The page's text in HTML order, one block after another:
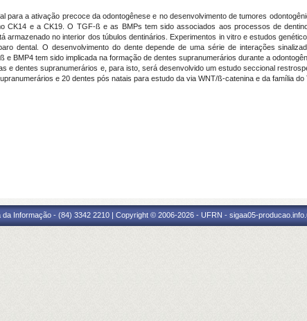
para a ativação precoce da odontogênese e no desenvolvimento de tumores
CK14 e a CK19. O TGF-ß e as BMPs tem sido associados aos processos de
armazenado no interior dos túbulos dentinários. Experimentos in vitro e estudos
dental. O desenvolvimento do dente depende de uma série de interações
BMP4 tem sido implicada na formação de dentes supranumerários durante a
e dentes supranumerários e, para isto, será desenvolvido um estudo seccional
e 20 dentes pós natais para estudo da via WNT/ß-catenina e da família do
da Informação - (84) 3342 2210 | Copyright © 2006-2026 - UFRN - sigaa05-